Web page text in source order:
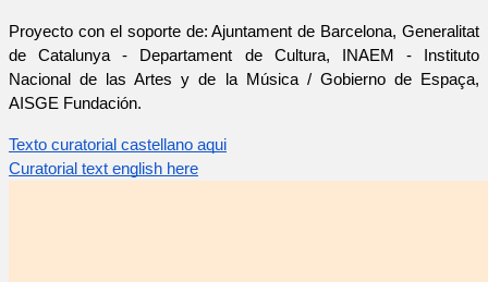
Proyecto con el soporte de: Ajuntament de Barcelona, Generalitat
de Catalunya - Departament de Cultura, INAEM - Instituto
Nacional de las Artes y de la Música / Gobierno de Espaça,
AISGE Fundación.
Texto curatorial castellano aqui
Curatorial text english here